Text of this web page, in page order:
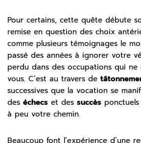
Pour certains, cette quête débute
remise en question des choix
comme plusieurs témoignages le
passé des années à ignorer votre
perdu dans des occupations qui ne
vous. C’est au travers de
successives que la vocation se
des échecs et des succès
à peu votre chemin.
Beaucoup font l’expérience d’une